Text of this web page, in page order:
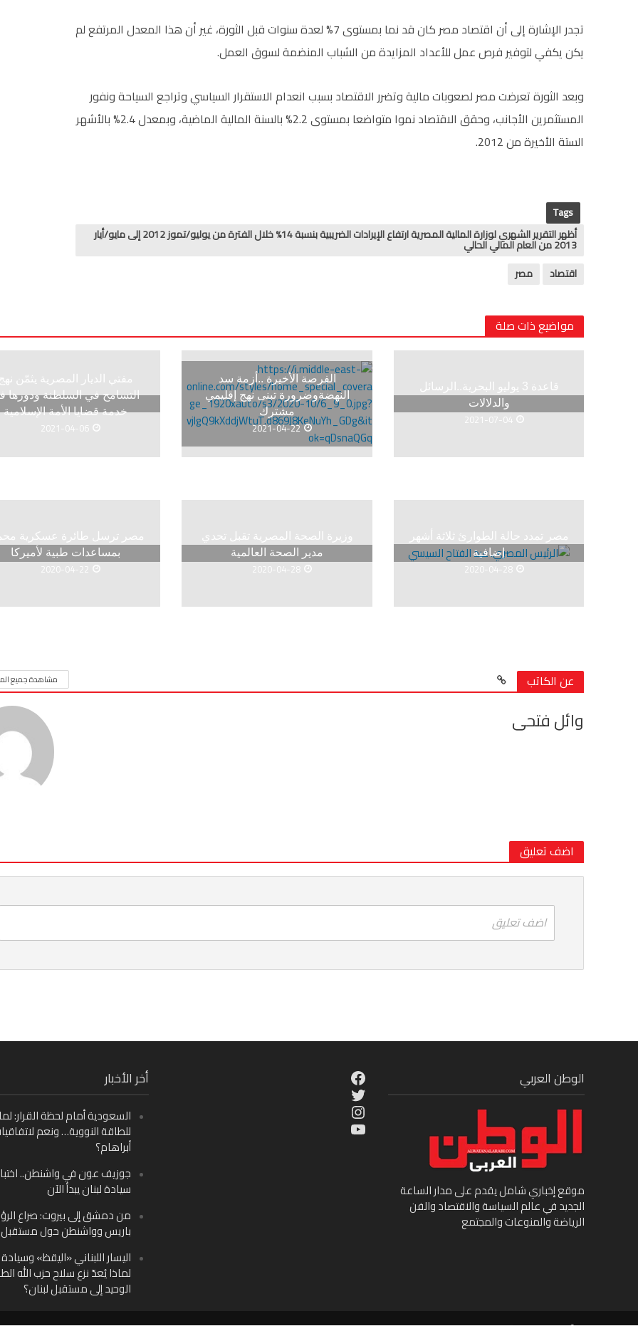
تجدر الإشارة إلى أن اقتصاد مصر كان قد نما بمستوى 7% لعدة سنوات قبل الثورة، غير أن هذا المعدل المرتفع لم
يكن يكفي لتوفير فرص عمل للأعداد المزايدة من الشباب المنضمة لسوق العمل.
وبعد الثورة تعرضت مصر لصعوبات مالية وتضرر الاقتصاد بسبب انعدام الاستقرار السياسي وتراجع السياحة ونفور
المستثمرين الأجانب، وحقق الاقتصاد نموا متواضعا بمستوى 2.2% بالسنة المالية الماضية، وبمعدل 2.4% بالأشهر
الستة الأخيرة من 2012.
Tags
أظهر التقرير الشهري لوزارة المالية المصرية ارتفاع الإيرادات الضريبية بنسبة 14% خلال الفترة من يوليو/تموز 2012 إلى مايو/أيار
2013 من العام المالي الحالي
اقتصاد
مصر
مواضيع ذات صلة
قاعدة 3 يوليو البحرية..الرسائل
والدلالات
2021-07-04
الفرصة الأخيرة ..أزمة سد
النهضةوضرورة تبنى نهج إقليمي
مشترك
2021-04-22
مفتي الديار المصرية يثمّن نهج
التسامح في السلطنة ودورها
خدمة قضايا الأمة الإسلامية
2021-04-06
مصر تمدد حالة الطوارئ ثلاثة أشهر
إضافية
2020-04-28
وزيرة الصحة المصرية تقبل تحدي
مدير الصحة العالمية
2020-04-28
مصر ترسل طائرة عسكرية
بمساعدات طبية لأميركا
2020-04-22
عن الكاتب مشاهدة جميع
وائل فتحى
اضف تعليق
اضف تعليق
أخر الأخبار
السعودية أمام لحظة القرار:
للطاقة النووية… ونعم
أبراهام؟
جوزيف عون في واشنطن..
سيادة لبنان يبدأ الآن
من دمشق إلى بيروت: صراع
باريس وواشنطن حول مستقبل
اليسار اللبناني «اليقظ»
لماذا يُعدّ نزع سلاح حزب الله
الوحيد إلى مستقبل لبنان؟
Facebook
Twitter
Instagram
YouTube
الوطن العربي
موقع إخباري شامل يقدم على مدار الساعة
الجديد في عالم السياسة والاقتصاد والفن
الرياضة والمنوعات والمجتمع